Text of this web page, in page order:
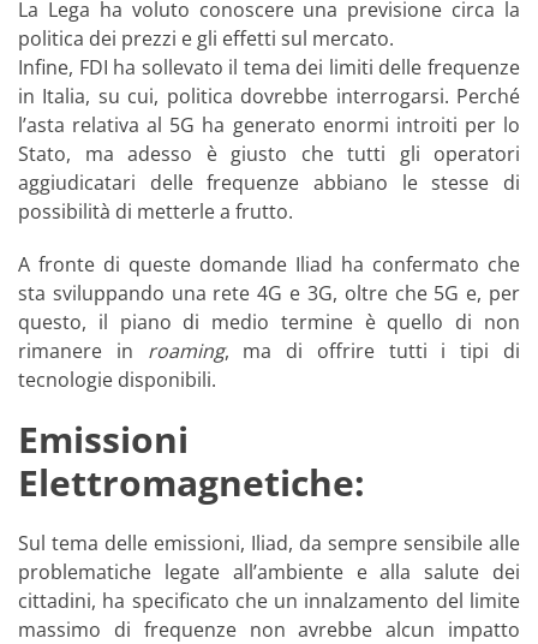
La Lega ha voluto conoscere una previsione circa la
politica dei prezzi e gli effetti sul mercato.
Infine, FDI ha sollevato il tema dei limiti delle frequenze
in Italia, su cui, politica dovrebbe interrogarsi. Perché
l’asta relativa al 5G ha generato enormi introiti per lo
Stato, ma adesso è giusto che tutti gli operatori
aggiudicatari delle frequenze abbiano le stesse di
possibilità di metterle a frutto.
A fronte di queste domande Iliad ha confermato che
sta sviluppando una rete 4G e 3G, oltre che 5G e, per
questo, il piano di medio termine è quello di non
rimanere in roaming, ma di offrire tutti i tipi di
tecnologie disponibili.
Emissioni
Elettromagnetiche:
Sul tema delle emissioni, Iliad, da sempre sensibile alle
problematiche legate all’ambiente e alla salute dei
cittadini, ha specificato che un innalzamento del limite
massimo di frequenze non avrebbe alcun impatto